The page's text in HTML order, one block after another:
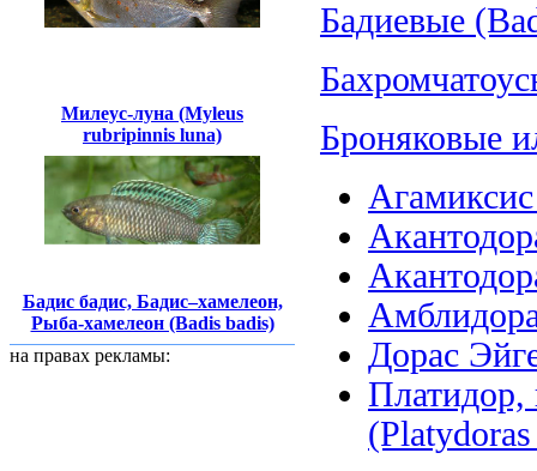
Милеус-луна (Myleus
rubripinnis luna)
Бадис бадис, Бадис–хамелеон,
Рыба-хамелеон (Badis badis)
на правах рекламы:
Бадиевые
Броняковые
Дорас
Платидор,